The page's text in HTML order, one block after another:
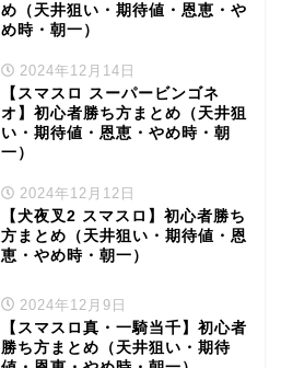
め（天井狙い・期待値・恩恵・や
め時・朝一）
2024年12月14日
【スマスロ スーパービンゴネ
オ】初心者勝ち方まとめ（天井狙
い・期待値・恩恵・やめ時・朝
一）
2024年12月12日
【犬夜叉2 スマスロ】初心者勝ち
方まとめ（天井狙い・期待値・恩
恵・やめ時・朝一）
2024年12月9日
【スマスロ真・一騎当千】初心者
勝ち方まとめ（天井狙い・期待